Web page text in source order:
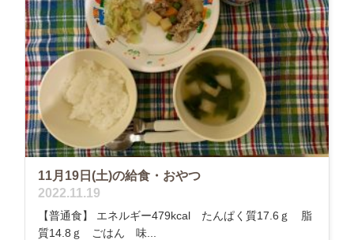
11月19日(土)の給食・おやつ
2022.11.19
【普通食】 エネルギー479kcal たんぱく質17.6ｇ 脂
質14.8ｇ ごはん 味...